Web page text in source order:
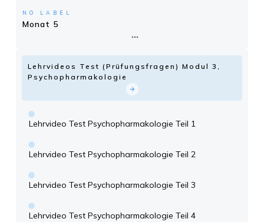
NO LABEL
Monat 5
Lehrvideos Test (Prüfungsfragen) Modul 3,
Psychopharmakologie
Lehrvideo Test Psychopharmakologie Teil 1
Lehrvideo Test Psychopharmakologie Teil 2
Lehrvideo Test Psychopharmakologie Teil 3
Lehrvideo Test Psychopharmakologie Teil 4